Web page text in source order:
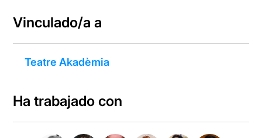
Vinculado/a a
Teatre Akadèmia
Ha trabajado con